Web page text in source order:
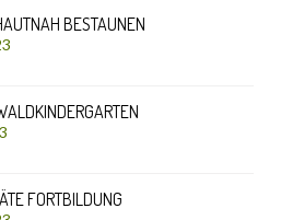
BESTAUNEN
FORTBILDUNG